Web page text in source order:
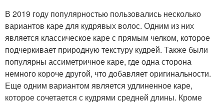
В 2019 году популярностью пользовались несколько
вариантов каре для кудрявых волос. Одним из них
является классическое каре с прямым челком, которое
подчеркивает природную текстуру кудрей. Также были
популярны ассиметричное каре, где одна сторона
немного короче другой, что добавляет оригинальности.
Еще одним вариантом является удлиненное каре,
которое сочетается с кудрями средней длины. Кроме